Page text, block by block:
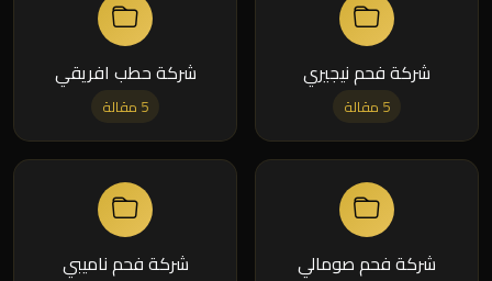
شركة فحم نيجيري
5 مقالة
شركة حطب افريقي
5 مقالة
شركة فحم صومالي شركة فحم ناميبي